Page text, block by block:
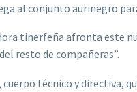
al conjunto aurinegro
tinerfeña afronta este
resto de compañeras”.
técnico y directiva,